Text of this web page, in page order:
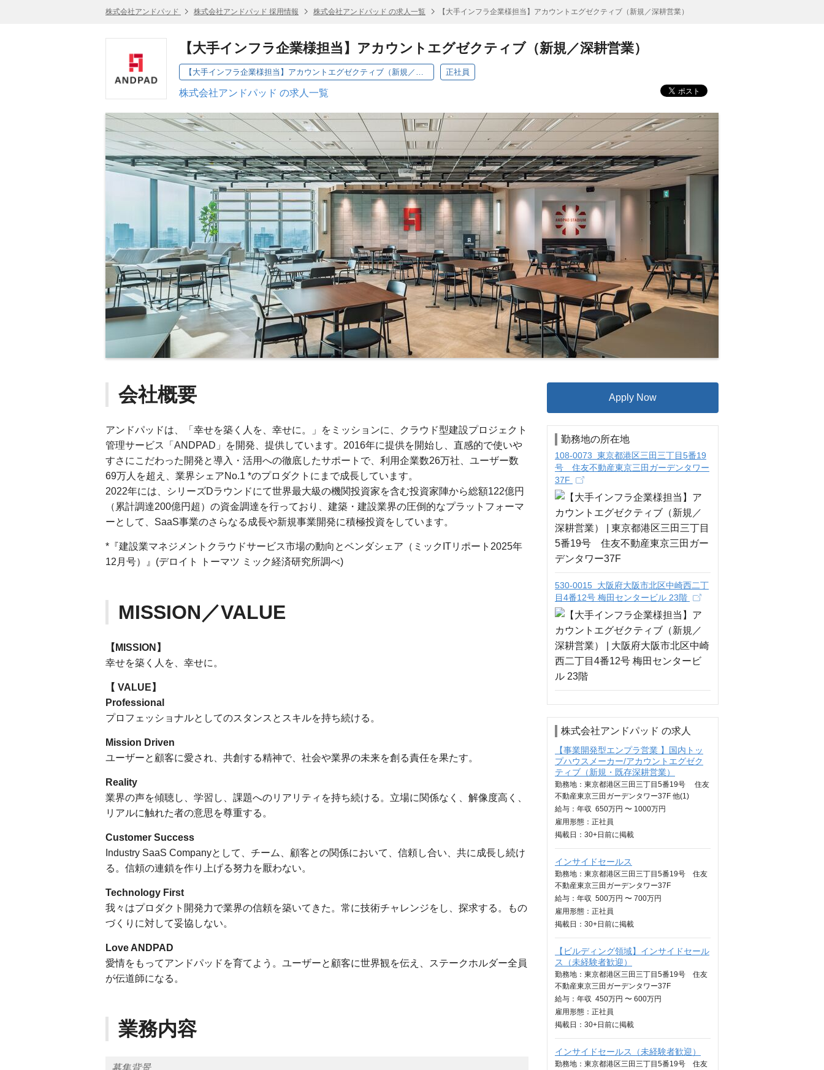
株式会社アンドパッド 株式会社アンドパッド 採用情報 株式会社アンドパッド の求人一覧 【大手インフラ企業様担当】アカウントエグゼクティブ（新規／深耕営業）
【大手インフラ企業様担当】アカウントエグゼクティブ（新規／深耕営業）
【大手インフラ企業様担当】アカウントエグゼクティブ（新規／深耕営業） 正社員
株式会社アンドパッド の求人一覧
会社概要
アンドパッドは、「幸せを築く人を、幸せに。」をミッションに、クラウド型建設プロジェクト
管理サービス「ANDPAD」を開発、提供しています。2016年に提供を開始し、直感的で使いや
すさにこだわった開発と導入・活用への徹底したサポートで、利用企業数26万社、ユーザー数
69万人を超え、業界シェアNo.1 *のプロダクトにまで成長しています。
2022年には、シリーズDラウンドにて世界最大級の機関投資家を含む投資家陣から総額122億円
（累計調達200億円超）の資金調達を行っており、建築・建設業界の圧倒的なプラットフォーマ
ーとして、SaaS事業のさらなる成長や新規事業開発に積極投資をしています。
*『建設業マネジメントクラウドサービス市場の動向とベンダシェア（ミックITリポート2025年
12月号）』(デロイト トーマツ ミック経済研究所調べ)
MISSION／VALUE
【MISSION】
幸せを築く人を、幸せに。
【 VALUE】
Professional
プロフェッショナルとしてのスタンスとスキルを持ち続ける。
Mission Driven
ユーザーと顧客に愛され、共創する精神で、社会や業界の未来を創る責任を果たす。
Reality
業界の声を傾聴し、学習し、課題へのリアリティを持ち続ける。立場に関係なく、解像度高く、
リアルに触れた者の意思を尊重する。
Customer Success
Industry SaaS Companyとして、チーム、顧客との関係において、信頼し合い、共に成長し続け
る。信頼の連鎖を作り上げる努力を厭わない。
Technology First
我々はプロダクト開発力で業界の信頼を築いてきた。常に技術チャレンジをし、探求する。もの
づくりに対して妥協しない。
Love ANDPAD
愛情をもってアンドパッドを育てよう。ユーザーと顧客に世界観を伝え、ステークホルダー全員
が伝道師になる。
業務内容
募集背景
Apply Now
勤務地の所在地
108-0073 東京都港区三田三丁目5番19
号 住友不動産東京三田ガーデンタワー
37F
530-0015 大阪府大阪市北区中崎西二丁
目4番12号 梅田センタービル 23階
株式会社アンドパッド の求人
【事業開発型エンプラ営業 】国内トッ
プハウスメーカー/アカウントエグゼク
ティブ（新規・既存深耕営業）
勤務地：東京都港区三田三丁目5番19号 住友
不動産東京三田ガーデンタワー37F 他(1)
給与： 年収 650万円 〜 1000万円
雇用形態：正社員
掲載日： 30+日 前に掲載
インサイドセールス
勤務地：東京都港区三田三丁目5番19号 住友
不動産東京三田ガーデンタワー37F
給与： 年収 500万円 〜 700万円
雇用形態：正社員
掲載日： 30+日 前に掲載
【ビルディング領域】インサイドセール
ス（未経験者歓迎）
勤務地：東京都港区三田三丁目5番19号 住友
不動産東京三田ガーデンタワー37F
給与： 年収 450万円 〜 600万円
雇用形態：正社員
掲載日： 30+日 前に掲載
インサイドセールス（未経験者歓迎）
勤務地：東京都港区三田三丁目5番19号 住友